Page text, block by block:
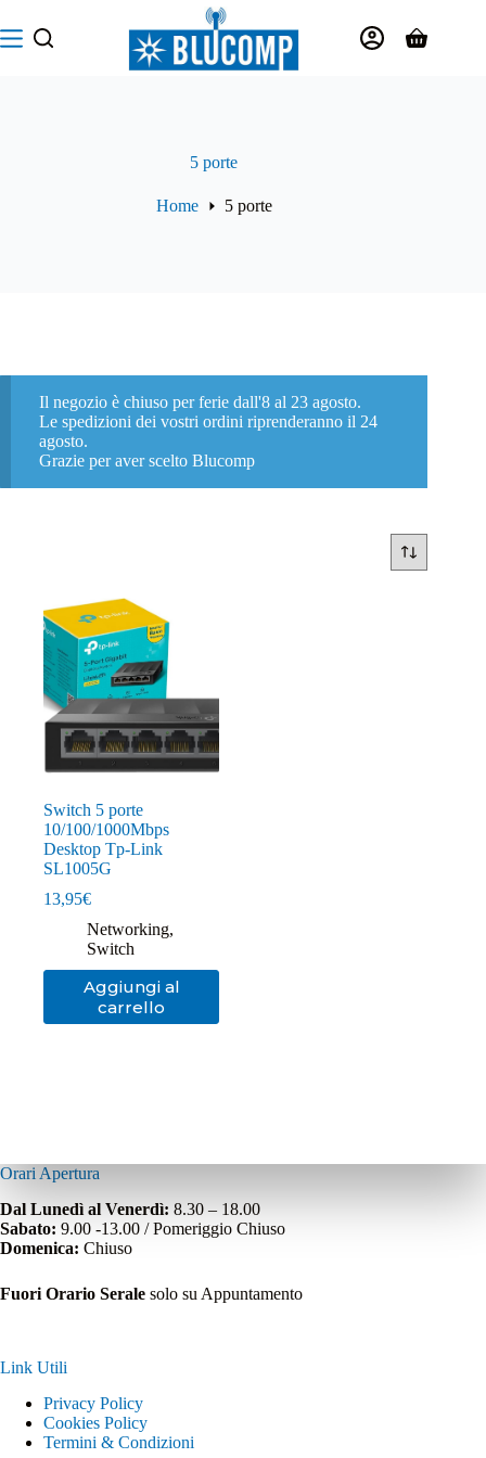
al
contenuto
Carrello
5 porte
Home 5 porte
Il negozio è chiuso per ferie dall'8 al 23 agosto.
Le spedizioni dei vostri ordini riprenderanno il 24
agosto.
Grazie per aver scelto Blucomp
Switch 5 porte
10/100/1000Mbps
Desktop Tp-Link
SL1005G
13,95€
Networking,
Switch
Aggiungi al
carrello
Orari Apertura
Dal Lunedì al Venerdì: 8.30 – 18.00
Sabato: 9.00 -13.00 / Pomeriggio Chiuso
Domenica: Chiuso
Fuori Orario Serale solo su Appuntamento
Link Utili
Privacy Policy
Cookies Policy
Termini & Condizioni